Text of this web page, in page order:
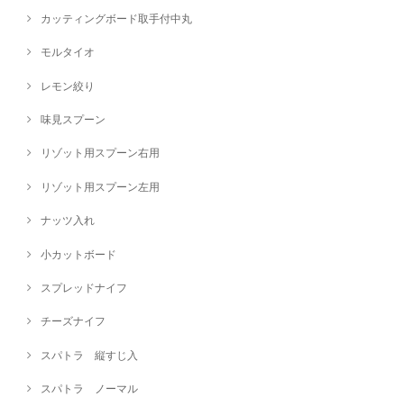
カッティングボード取手付中丸
モルタイオ
レモン絞り
味見スプーン
リゾット用スプーン右用
リゾット用スプーン左用
ナッツ入れ
小カットボード
スプレッドナイフ
チーズナイフ
スパトラ 縦すじ入
スパトラ ノーマル